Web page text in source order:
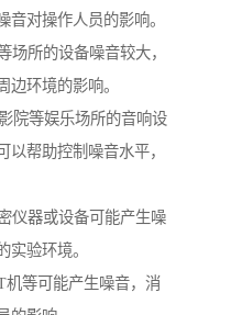
对操作人员的影响。
场所的设备噪音较大，
边环境的影响。
院等娱乐场所的音响设
帮助控制噪音水平，
仪器或设备可能产生噪
实验环境。
机等可能产生噪音，消